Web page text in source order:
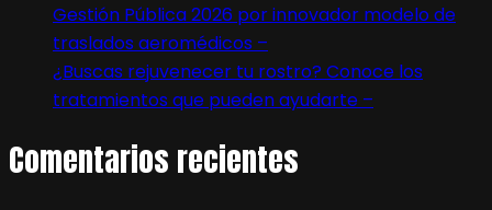
Gestión Pública 2026 por innovador modelo de
traslados aeromédicos –
¿Buscas rejuvenecer tu rostro? Conoce los
tratamientos que pueden ayudarte –
Comentarios recientes